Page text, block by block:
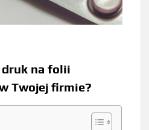
na folii
Twojej firmie?